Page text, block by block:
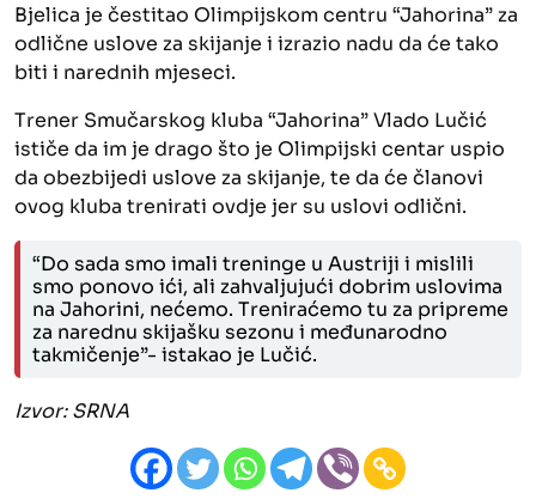
Bjelica je čestitao Olimpijskom centru “Jahorina” za
odlične uslove za skijanje i izrazio nadu da će tako
biti i narednih mjeseci.
Trener Smučarskog kluba “Jahorina” Vlado Lučić
ističe da im je drago što je Olimpijski centar uspio
da obezbijedi uslove za skijanje, te da će članovi
ovog kluba trenirati ovdje jer su uslovi odlični.
“Do sada smo imali treninge u Austriji i mislili
smo ponovo ići, ali zahvaljujući dobrim uslovima
na Jahorini, nećemo. Treniraćemo tu za pripreme
za narednu skijašku sezonu i međunarodno
takmičenje”- istakao je Lučić.
Izvor:SRNA